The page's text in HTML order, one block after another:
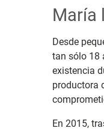
María
Desde
tan sólo 18
existencia
productora
En 2015,